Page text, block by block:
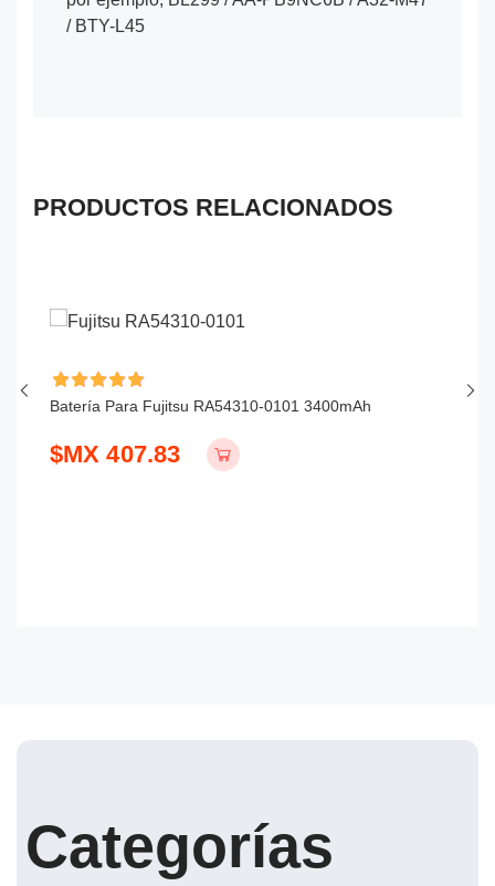
/ BTY-L45
PRODUCTOS RELACIONADOS
Batería Para Fujitsu RA54310-0101 3400mAh
$MX 407.83
Categorías